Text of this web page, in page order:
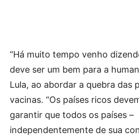
“Há muito tempo venho
deve ser um bem para a
Lula, ao abordar a quebra das
vacinas. “Os países ricos
garantir que todos os países –
independentemente de sua